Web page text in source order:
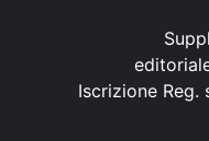
Iscrizione Reg.